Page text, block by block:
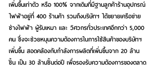
เพิ่มขึ้นเท่าตัว หรือ 100% จากเดิมที่มีฐานลูกค้าร้านอุปกรณ์
ไฟฟ้าอยู่ที่ 400 ร้านค้า รวมถึงบริษัทฯ ได้ขยายเครือข่าย
ช่างไฟฟ้า ผู้รับเหมา และ วิศวกรทั่วประเทศอีกกว่า 5,000
คน ซึ่งจะช่วยหนุนความต้องการในการใช้สินค้าของบริษัทฯ
เพิ่มขึ้น สอดคล้องกับกำลังการผลิตที่เพิ่มขึ้นจาก 20 ล้าน
ชิ้น เป็น 30 ล้านชิ้นต่อปี เพื่อรองรับความต้องการของตลาด